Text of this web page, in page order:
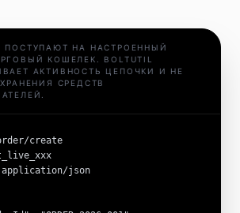
ПОСТУПАЮТ НА НАСТРОЕННЫЙ
КОШЕЛЕК. BOLTUTIL
АКТИВНОСТЬ ЦЕПОЧКИ И НЕ
СРЕДСТВ
create
application/json